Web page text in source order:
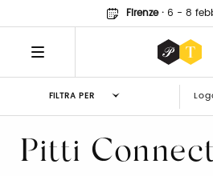
Firenze· 6 - 8
FILTRA PER
Pitti